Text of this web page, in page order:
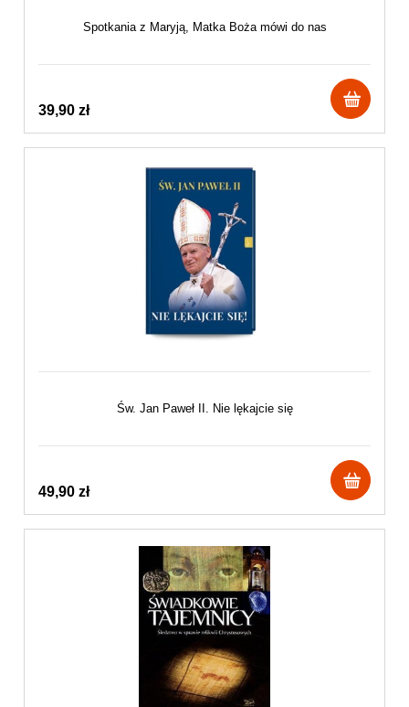
Spotkania z Maryją, Matka Boża mówi do nas
39,90 zł
Św. Jan Paweł II. Nie lękajcie się
49,90 zł